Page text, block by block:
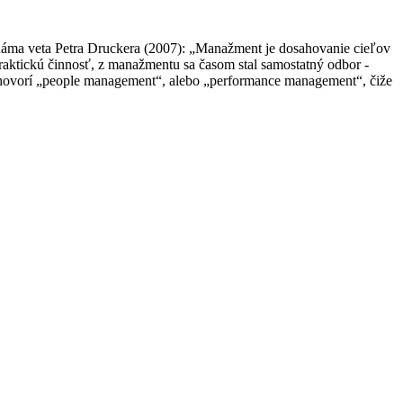
veta Petra Druckera (2007): „Manažment je dosahovanie cieľov
činnosť, z manažmentu sa časom stal samostatný odbor -
„people management“, alebo „performance management“, čiže